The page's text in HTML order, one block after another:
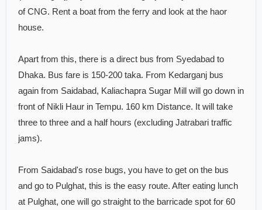
of CNG. Rent a boat from the ferry and look at the haor
house.
Apart from this, there is a direct bus from Syedabad to
Dhaka. Bus fare is 150-200 taka. From Kedarganj bus
again from Saidabad, Kaliachapra Sugar Mill will go down in
front of Nikli Haur in Tempu. 160 km Distance. It will take
three to three and a half hours (excluding Jatrabari traffic
jams).
From Saidabad's rose bugs, you have to get on the bus
and go to Pulghat, this is the easy route. After eating lunch
at Pulghat, one will go straight to the barricade spot for 60